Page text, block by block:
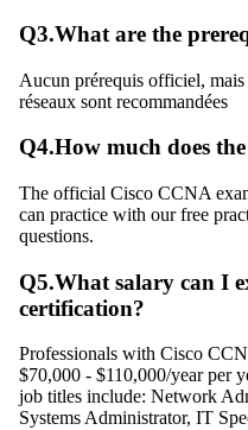
Q3.What are the
Aucun prérequis officiel, mais
réseaux sont recommandées
Q4.How much does
The official Cisco CCNA
can practice with our free
questions.
Q5.What salary can I
certification?
Professionals with Cisco
$70,000 - $110,000/year per
job titles include: Network
Systems Administrator, IT